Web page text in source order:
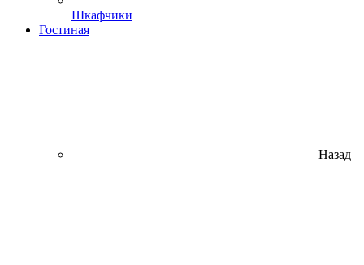
Шкафчики
Гостиная
Назад